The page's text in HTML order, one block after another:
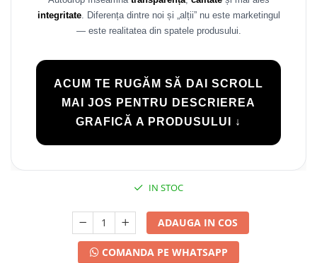
integritate. Diferența dintre noi și „alții” nu este marketingul
— este realitatea din spatele produsului.
ACUM TE RUGĂM SĂ DAI SCROLL
MAI JOS PENTRU DESCRIEREA
GRAFICĂ A PRODUSULUI ↓
IN STOC
ADAUGA IN COS
COMANDA PE WHATSAPP